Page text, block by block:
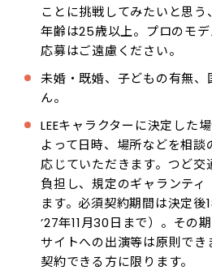
ことに挑戦してみたいと思う
年齢は25歳以上。プロのモ
応募はご遠慮ください。
未婚・既婚、子どもの有無
ん。
LEEキャラクターに決定した
よって日時、場所などを相
応じていただきます。つど交
負担し、規定のギャランテ
ます。必須契約期間は決定後
ʼ27年11月30日まで）。その
サイトへの出演等は原則で
契約できる方に限ります。